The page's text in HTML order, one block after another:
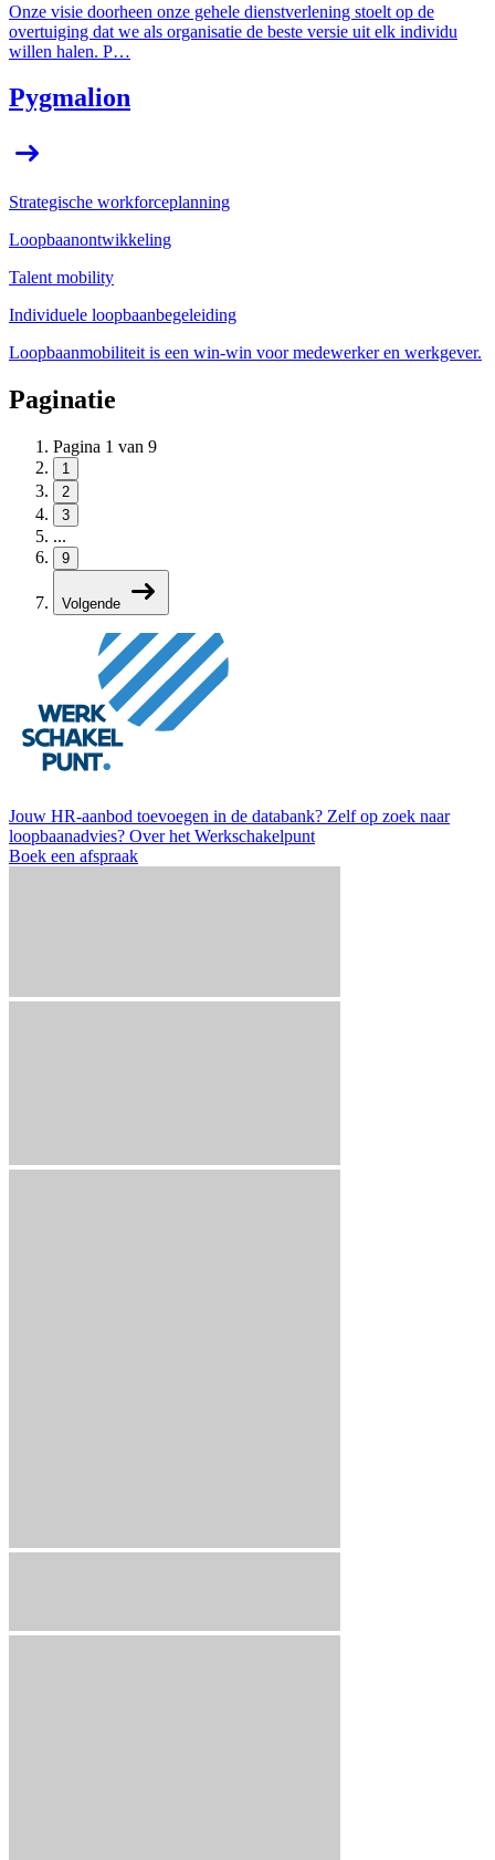
Onze visie doorheen onze gehele dienstverlening stoelt op de
overtuiging dat we als organisatie de beste versie uit elk individu
willen halen. P…
Pygmalion
Strategische workforceplanning
Loopbaanontwikkeling
Talent mobility
Individuele loopbaanbegeleiding
Loopbaanmobiliteit is een win-win voor medewerker en werkgever.
Paginatie
Pagina 1 van 9
1
2
3
...
9
Volgende
Jouw HR-aanbod toevoegen in de databank? Zelf op zoek naar
loopbaanadvies? Over het Werkschakelpunt
Boek een afspraak